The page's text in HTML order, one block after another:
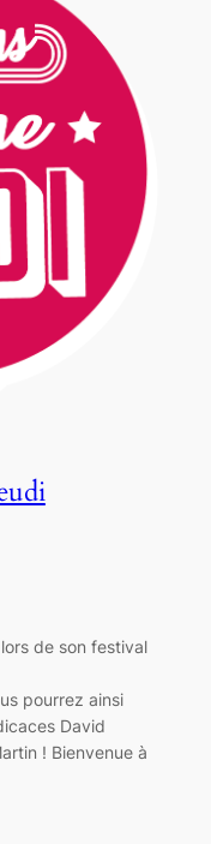
de son festival
pourrez ainsi
David
! Bienvenue à